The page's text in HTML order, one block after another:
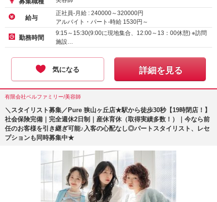
給与
正社員-月給 : 240000～320000円
アルバイト・パート-時給 1530円～
アルバイト・パート-時給 :1226 ～1600円
勤務時間
9:15～15:30(9:00に現地集合、12:00～13：00休憩) ※訪問
施設…
気になる 詳細を見る
有限会社ベルファミリー/美容師
＼スタイリスト募集／Pure 狭山ヶ丘店★駅から徒歩30秒【19時閉店！】
社会保険完備｜完全週休2日制｜産休育休（取得実績多数！）｜今なら前
任のお客様を引き継ぎ可能♪入客の心配なし◎パートスタイリスト、レセ
プションも同時募集中★